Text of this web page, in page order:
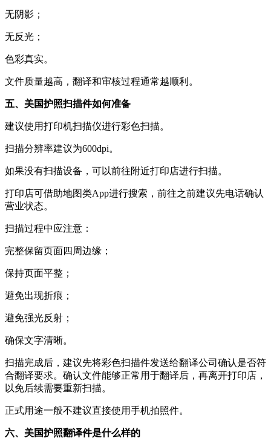
无阴影；
无反光；
色彩真实。
文件质量越高，翻译和审核过程通常越顺利。
五、美国护照扫描件如何准备
建议使用打印机扫描仪进行彩色扫描。
扫描分辨率建议为600dpi。
如果没有扫描设备，可以前往附近打印店进行扫描。
打印店可借助地图类App进行搜索，前往之前建议先电话确认
营业状态。
扫描过程中应注意：
完整保留页面四周边缘；
保持页面平整；
避免出现折痕；
避免强光反射；
确保文字清晰。
扫描完成后，建议先将彩色扫描件发送给翻译公司确认是否符
合翻译要求。确认文件能够正常用于翻译后，再离开打印店，
以免后续需要重新扫描。
正式用途一般不建议直接使用手机拍照件。
六、美国护照翻译件是什么样的